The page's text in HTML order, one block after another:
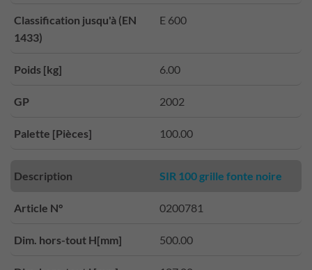
Classification jusqu'à (EN
1433)
E 600
Poids [kg] 6.00
GP 2002
Palette [Pièces] 100.00
Description SIR 100 grille fonte noire
Article N° 0200781
Dim. hors-tout H[mm] 500.00